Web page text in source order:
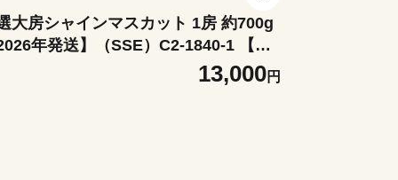
大房シャインマスカット 1房 約700g
年発送】（SSE）C2-1840-1 【シ
ンマスカット 葡萄 ぶどう ブドウ 令
年発送 期間限定 山梨県産 甲州市 フル
13,000円